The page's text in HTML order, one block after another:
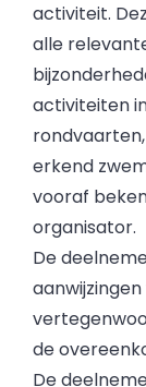
activiteit.
alle
activiteiten
erkend
vooraf
organisator.
De
de
De